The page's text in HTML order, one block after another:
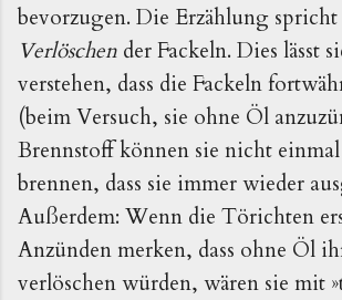
bevorzugen. Die Erzählung
Verlöschen der Fackeln. Dies lässt
verstehen, dass die Fackeln
(beim Versuch, sie ohne Öl
Brennstoff können sie nicht
brennen, dass sie immer wieder
Außerdem: Wenn die Törichten
Anzünden merken, dass ohne Öl
verlöschen würden, wären sie mit